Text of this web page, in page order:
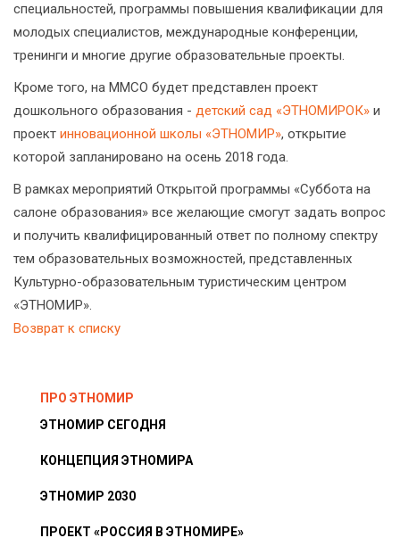
специальностей, программы повышения квалификации для
молодых специалистов, международные конференции,
тренинги и многие другие образовательные проекты.
Кроме того, на ММСО будет представлен проект
дошкольного образования - детский сад «ЭТНОМИРОК» и
проект инновационной школы «ЭТНОМИР», открытие
которой запланировано на осень 2018 года.
В рамках мероприятий Открытой программы «Суббота на
салоне образования» все желающие смогут задать вопрос
и получить квалифицированный ответ по полному спектру
тем образовательных возможностей, представленных
Культурно-образовательным туристическим центром
«ЭТНОМИР».
Возврат к списку
ПРО ЭТНОМИР
ЭТНОМИР СЕГОДНЯ
КОНЦЕПЦИЯ ЭТНОМИРА
ЭТНОМИР 2030
ПРОЕКТ «РОССИЯ В ЭТНОМИРЕ»